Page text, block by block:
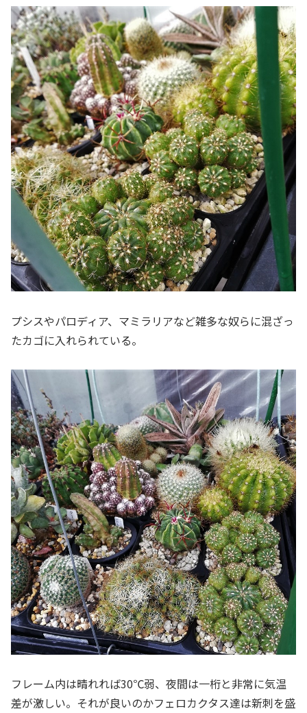
プシスやパロディア、マミラリアなど雑多な奴らに混ざっ
たカゴに入れられている。
フレーム内は晴れれば30℃弱、夜間は一桁と非常に気温
差が激しい。それが良いのかフェロカクタス達は新刺を盛